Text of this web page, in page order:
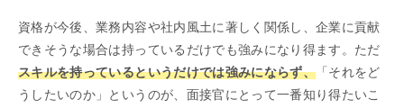
資格が今後、業務内容や社内風土に著しく関係し、企業に貢献
できそうな場合は持っているだけでも強みになり得ます。ただ
スキルを持っているというだけでは強みにならず、 「それをど
うしたいのか」というのが、面接官にとって一番知り得たいこ